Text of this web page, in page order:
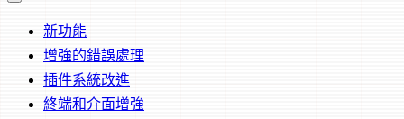
新功能
增強的錯誤處理
插件系統改進
終端和介面增強